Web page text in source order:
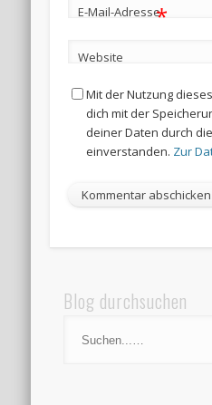
E-Mail-Adresse*
Website
Mit der Nutzung
dich mit der
deiner Daten durch
einverstanden. Zur
Blog durchsuchen